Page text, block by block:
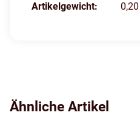
Artikelgewicht: 0,20
Ähnliche Artikel